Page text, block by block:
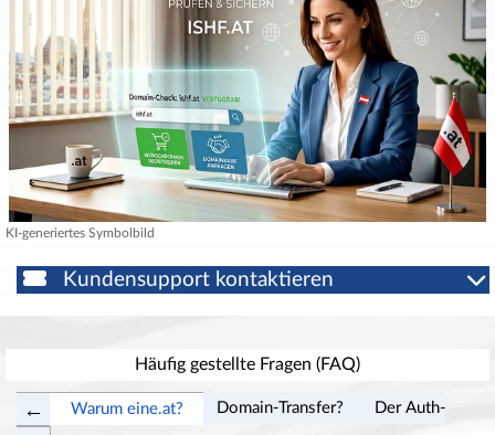
KI-generiertes Symbolbild
Kundensupport kontaktieren
Häufig gestellte Fragen (FAQ)
Warum eine.at? Domain-Transfer? Der Auth-Code?